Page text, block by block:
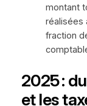
montant
réalisées
fraction
2025 :
et les